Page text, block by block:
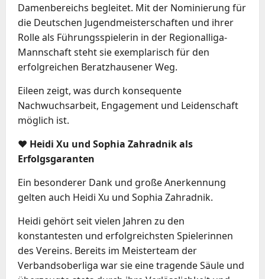
Damenbereichs begleitet. Mit der Nominierung für
die Deutschen Jugendmeisterschaften und ihrer
Rolle als Führungsspielerin in der Regionalliga-
Mannschaft steht sie exemplarisch für den
erfolgreichen Beratzhausener Weg.
Eileen zeigt, was durch konsequente
Nachwuchsarbeit, Engagement und Leidenschaft
möglich ist.
❤️ Heidi Xu und Sophia Zahradnik als
Erfolgsgaranten
Ein besonderer Dank und große Anerkennung
gelten auch Heidi Xu und Sophia Zahradnik.
Heidi gehört seit vielen Jahren zu den
konstantesten und erfolgreichsten Spielerinnen
des Vereins. Bereits im Meisterteam der
Verbandsoberliga war sie eine tragende Säule und